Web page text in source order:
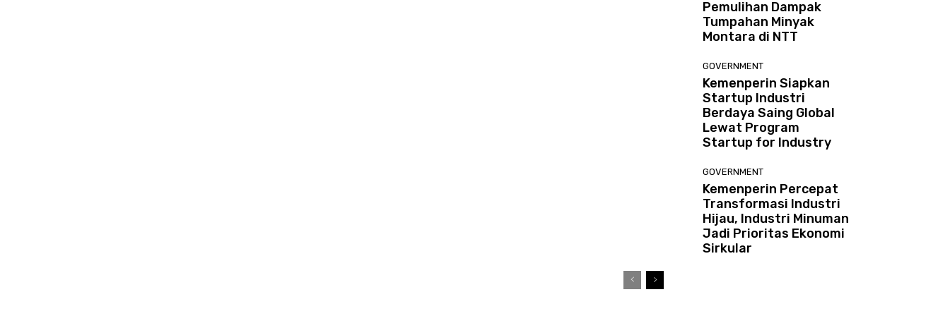
Pemulihan Dampak
Tumpahan Minyak
Montara di NTT
GOVERNMENT
Kemenperin Siapkan
Startup Industri
Berdaya Saing Global
Lewat Program
Startup for Industry
GOVERNMENT
Kemenperin Percepat
Transformasi Industri
Hijau, Industri Minuman
Jadi Prioritas Ekonomi
Sirkular